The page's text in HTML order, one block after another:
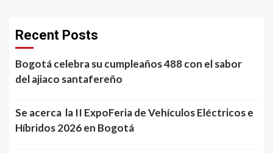
Recent Posts
Bogotá celebra su cumpleaños 488 con el sabor
del ajiaco santafereño
Se acerca la II ExpoFeria de Vehículos Eléctricos e
Híbridos 2026 en Bogotá